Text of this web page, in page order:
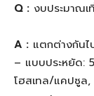
Q : งบประมาณเ
A : แตกต่างกันไ
– แบบประหยัด:
โฮสเทล/แคปซูล,